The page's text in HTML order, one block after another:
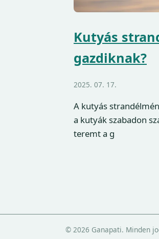
Kutyás
gazdiknak?
2025. 07. 17.
A kutyás
a kutyák szabadon
teremt a g
© 2026 Ganapati. Minden